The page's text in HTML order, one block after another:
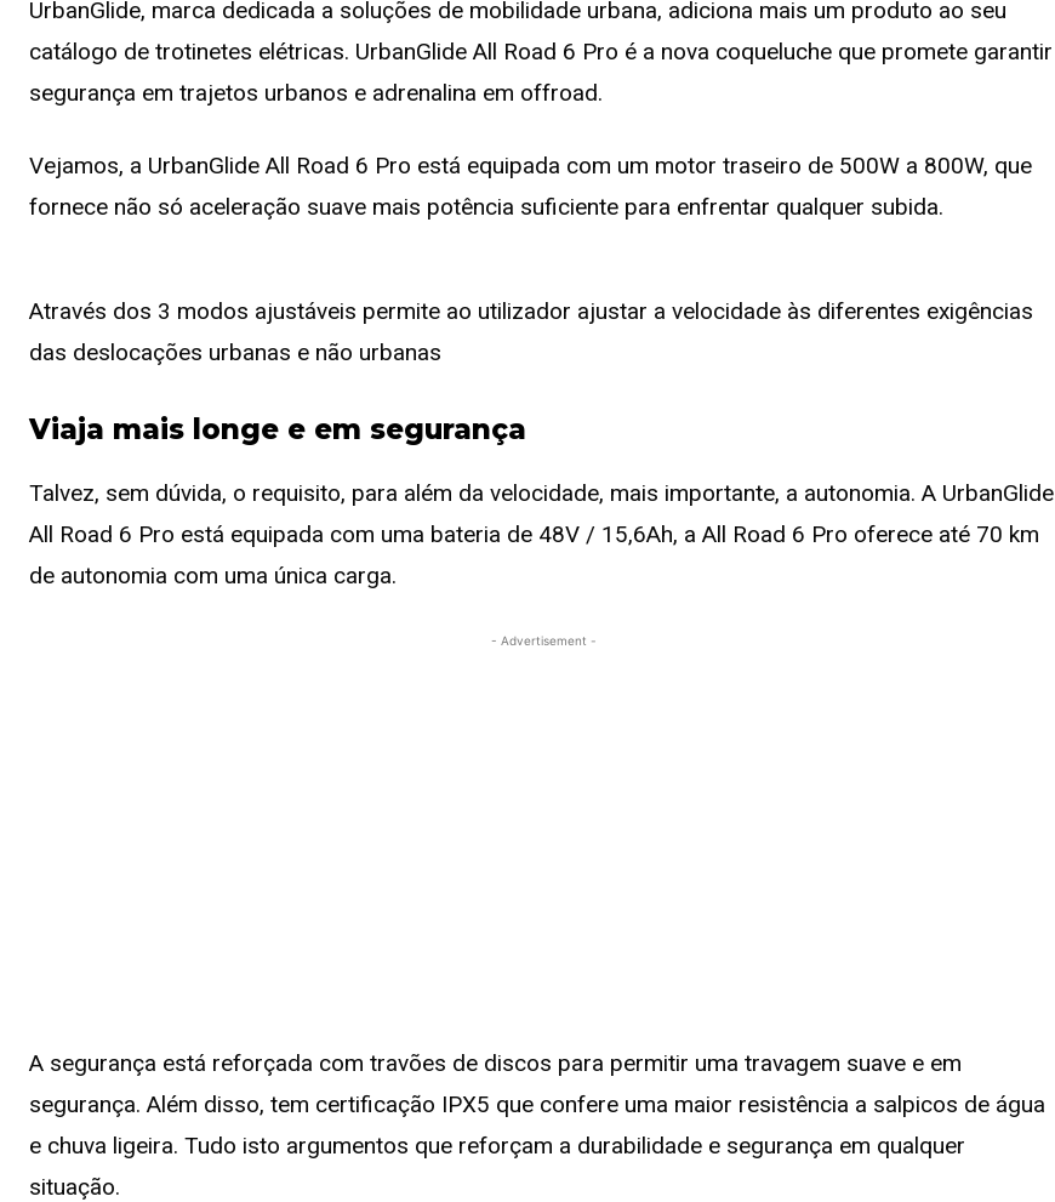
UrbanGlide, marca dedicada a soluções de mobilidade urbana, adiciona mais um produto ao seu
catálogo de trotinetes elétricas. UrbanGlide All Road 6 Pro é a nova coqueluche que promete garantir
segurança em trajetos urbanos e adrenalina em offroad.
Vejamos, a UrbanGlide All Road 6 Pro está equipada com um motor traseiro de 500W a 800W, que
fornece não só aceleração suave mais potência suficiente para enfrentar qualquer subida.
Através dos 3 modos ajustáveis permite ao utilizador ajustar a velocidade às diferentes exigências
das deslocações urbanas e não urbanas
Viaja mais longe e em segurança
Talvez, sem dúvida, o requisito, para além da velocidade, mais importante, a autonomia. A UrbanGlide
All Road 6 Pro está equipada com uma bateria de 48V / 15,6Ah, a All Road 6 Pro oferece até 70 km
de autonomia com uma única carga.
- Advertisement -
A segurança está reforçada com travões de discos para permitir uma travagem suave e em
segurança. Além disso, tem certificação IPX5 que confere uma maior resistência a salpicos de água
e chuva ligeira. Tudo isto argumentos que reforçam a durabilidade e segurança em qualquer
situação.